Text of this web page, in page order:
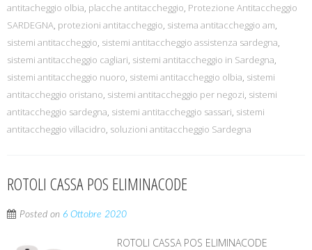
antitacheggio olbia, placche antitaccheggio, Protezione Antitaccheggio
SARDEGNA, protezioni antitaccheggio, sistema antitaccheggio am,
sistemi antitaccheggio, sistemi antitaccheggio assistenza sardegna,
sistemi antitaccheggio cagliari, sistemi antitaccheggio in Sardegna,
sistemi antitaccheggio nuoro, sistemi antitaccheggio olbia, sistemi
antitaccheggio oristano, sistemi antitaccheggio per negozi, sistemi
antitaccheggio sardegna, sistemi antitaccheggio sassari, sistemi
antitaccheggio villacidro, soluzioni antitaccheggio Sardegna
ROTOLI CASSA POS ELIMINACODE
Posted on 6 Ottobre 2020
ROTOLI CASSA POS ELIMINACODE